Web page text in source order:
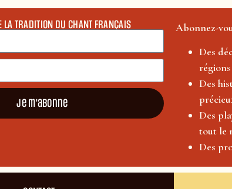
TRADITION DU CHANT FRANÇAIS
Je m'abonne
Abonnez-
Des
Des
Des
tout le
Des